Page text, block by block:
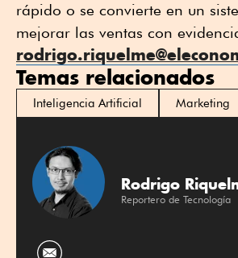
rápido o se convierte en un
mejorar las ventas con
Temas relacionados
Inteligencia Artificial Marketing
Rodrigo
Reportero de Tecnología